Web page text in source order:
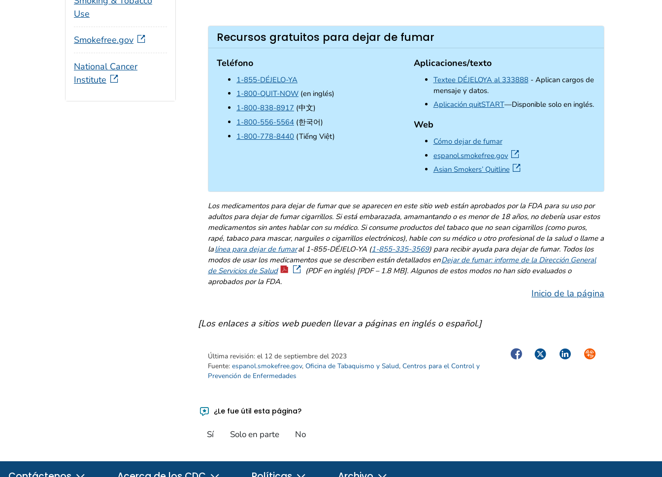
Recursos gratuitos para dejar de fumar
Teléfono
1-855-DÉJELO-YA
1-800-QUIT-NOW (en inglés)
1-800-838-8917 (中文)
1-800-556-5564 (한국어)
1-800-778-8440 (Tiếng Việt)
Aplicaciones/texto
Textee DÉJELOYA al 333888- Aplican cargos de
mensaje y datos.
Aplicación quitSTARTexternal icon
—Disponible solo en inglés.
Web
Cómo dejar de fumar
espanol.smokefree.govexternal icon
Asian Smokers’ Quitlineexternal icon
Los medicamentos para dejar de fumar que se aparecen en este sitio web están aprobados por la FDA para su uso por
adultos para dejar de fumar cigarrillos. Si está embarazada, amamantando o es menor de 18 años, no debería usar estos
medicamentos sin antes hablar con su médico. Si consume productos del tabaco que no sean cigarrillos (como puros,
rapé, tabaco para mascar, narguiles o cigarrillos electrónicos), hable con su médico u otro profesional de la salud o llame a
lalínea para dejar de fumaral 1-855-DÉJELO-YA (1-855-335-3569) para recibir ayuda para dejar de fumar. Todos los
modos de usar los medicamentos que se describen están detallados enDejar de fumar: informe de la Dirección General
de Servicios de Salud
(PDF en inglés) [PDF – 1.8 MB]. Algunos de estos modos no han sido evaluados o
aprobados por la FDA.
Inicio de la página
[Los enlaces a sitios web pueden llevar a páginas en inglés o español.]
Última revisión: el 12 de septiembre del 2023
Fuente: espanol.smokefree.gov, Oficina de Tabaquismo y Salud, Centros para el Control y
Prevención de Enfermedades
FacebookTwitterLinkedInSyndicate
¿Le fue útil esta página?
Sí Solo en parte No
Use
Smokefree.gov
National Cancer
Institute